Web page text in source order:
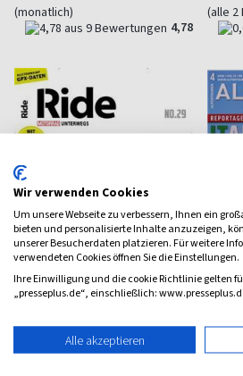
(monatlich)
4,78
(alle 2
Ride
Mit dem Motorrad unterwegs Das
Wir verwenden Cookies
Um unsere Webseite zu verbessern, Ihnen ein
bieten und personalisierte Inhalte anzuzeigen,
unserer Besucherdaten platzieren. Für weitere
verwendeten Cookies öffnen Sie die Einstellungen.
Ihre Einwilligung und die cookie Richtlinie gelten
„presseplus.de“, einschließlich:
Alle akzeptieren